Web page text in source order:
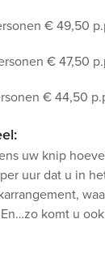
€ 49,50
€ 47,50
€ 44,50
uw knip
uur dat u in
komt u